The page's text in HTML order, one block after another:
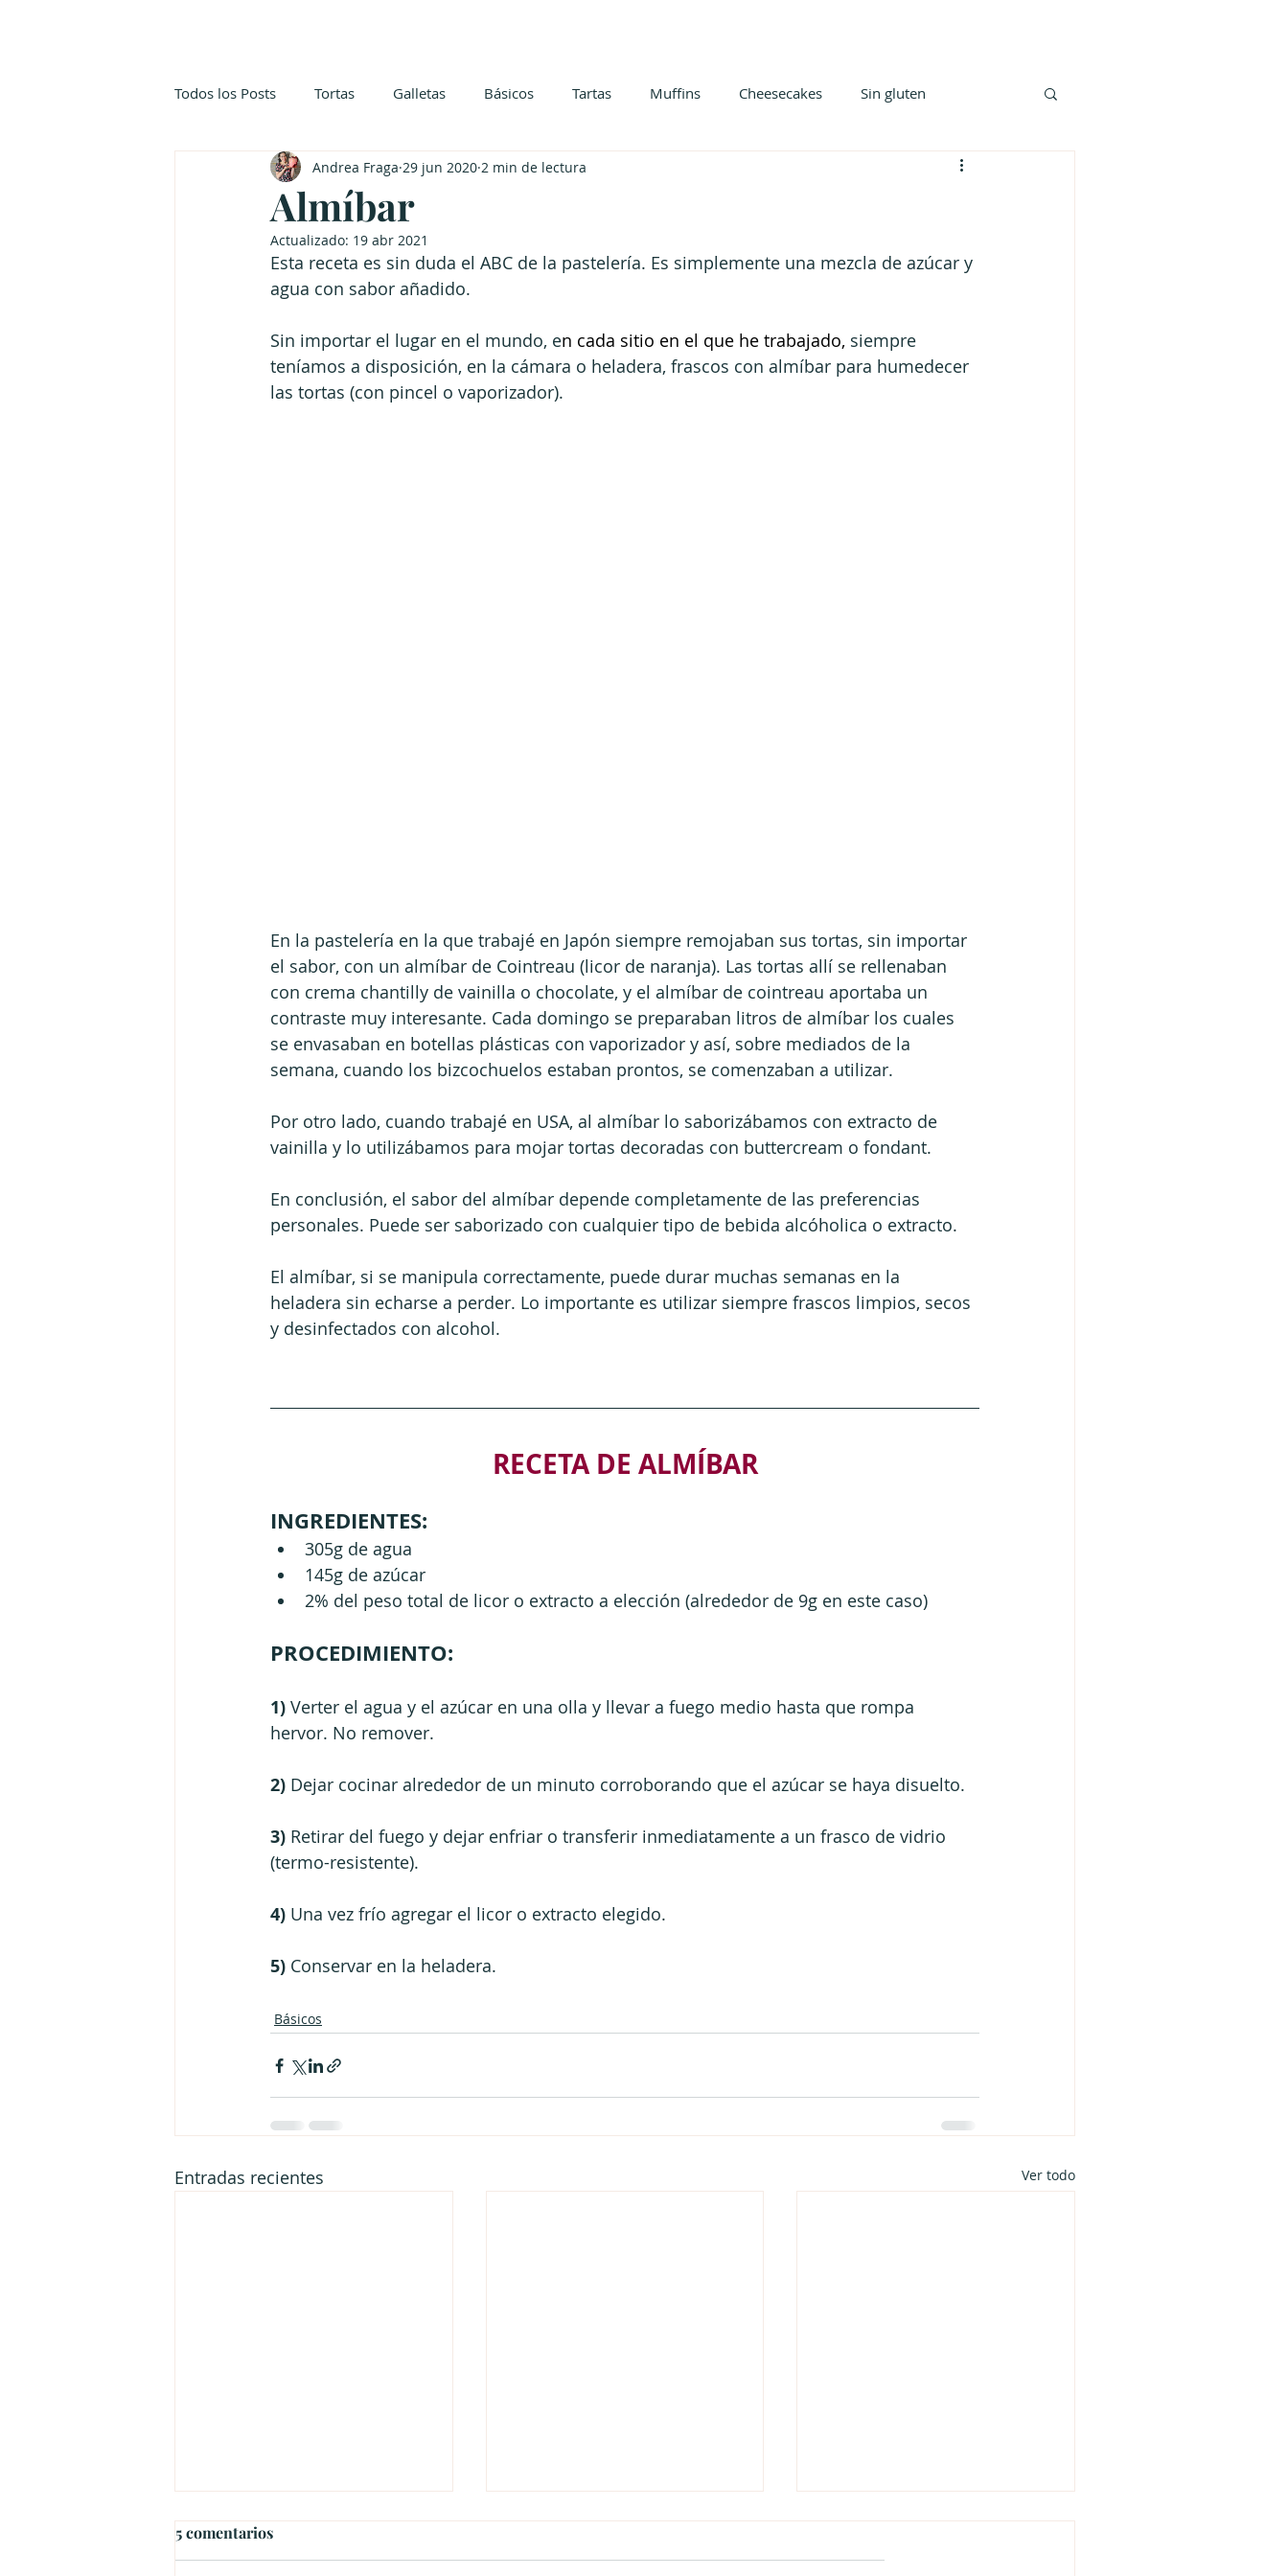
Todos los Posts Tortas Galletas Básicos Tartas Muffins Cheesecakes Sin gluten
Pastelería Japonesa Postres
Almíbar
Andrea Fraga 29 jun 2020 2 min de lectura
Actualizado: 19 abr 2021
Esta receta es sin duda el ABC de la pastelería. Es simplemente una mezcla de azúcar y
agua con sabor añadido.
Sin importar el lugar en el mundo, en cada sitio en el que he trabajado, siempre
teníamos a disposición, en la cámara o heladera, frascos con almíbar para humedecer
las tortas (con pincel o vaporizador).
En la pastelería en la que trabajé en Japón siempre remojaban sus tortas, sin importar
el sabor, con un almíbar de Cointreau (licor de naranja). Las tortas allí se rellenaban
con crema chantilly de vainilla o chocolate, y el almíbar de cointreau aportaba un
contraste muy interesante. Cada domingo se preparaban litros de almíbar los cuales
se envasaban en botellas plásticas con vaporizador y así, sobre mediados de la
semana, cuando los bizcochuelos estaban prontos, se comenzaban a utilizar.
Por otro lado, cuando trabajé en USA, al almíbar lo saborizábamos con extracto de
vainilla y lo utilizábamos para mojar tortas decoradas con buttercream o fondant.
En conclusión, el sabor del almíbar depende completamente de las preferencias
personales. Puede ser saborizado con cualquier tipo de bebida alcóholica o extracto.
El almíbar, si se manipula correctamente, puede durar muchas semanas en la
heladera sin echarse a perder. Lo importante es utilizar siempre frascos limpios, secos
y desinfectados con alcohol.
RECETA DE ALMÍBAR
INGREDIENTES:
305g de agua
145g de azúcar
2% del peso total de licor o extracto a elección (alrededor de 9g en este caso)
PROCEDIMIENTO:
1) Verter el agua y el azúcar en una olla y llevar a fuego medio hasta que rompa
hervor. No remover.
2) Dejar cocinar alrededor de un minuto corroborando que el azúcar se haya disuelto.
3) Retirar del fuego y dejar enfriar o transferir inmediatamente a un frasco de vidrio
(termo-resistente).
4) Una vez frío agregar el licor o extracto elegido.
5) Conservar en la heladera.
Básicos
Entradas recientes Ver todo
5 comentarios